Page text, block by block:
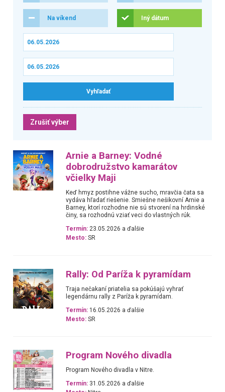
Na víkend Iný dátum
Zrušiť výber
Arnie a Barney: Vodné
dobrodružstvo kamarátov
včielky Maji
Keď hmyz postihne vážne sucho, mravčia čata sa
vydáva hľadať riešenie. Smiešne nešikovní Arnie a
Barney, ktorí rozhodne nie sú stvorení na hrdinské
činy, sa rozhodnú vziať veci do vlastných rúk.
Termín: 23.05.2026 a ďalšie
Mesto: SR
Rally: Od Paríža k pyramídam
Traja nečakaní priatelia sa pokúšajú vyhrať
legendárnu rally z Paríža k pyramídam.
Termín: 16.05.2026 a ďalšie
Mesto: SR
Program Nového divadla
Program Nového divadla v Nitre.
Termín: 31.05.2026 a ďalšie